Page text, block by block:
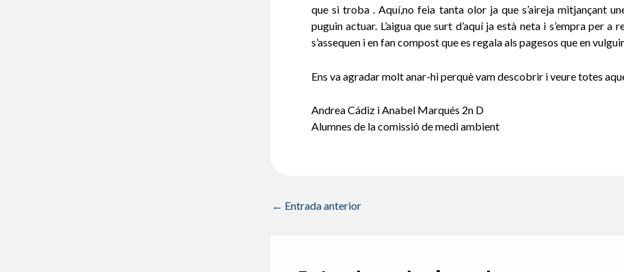
que si troba . Aquí,no feia tanta olor ja que s’aireja mitjançant
puguin actuar. L’aigua que surt d’aquí ja està neta i s’empra per
s’assequen i en fan compost que es regala als pagesos que en
Ens va agradar molt anar-hi perquè vam descobrir i veure totes
Andrea Cádiz i Anabel Marqués 2n D
Alumnes de la comissió de medi ambient
← Entrada anterior